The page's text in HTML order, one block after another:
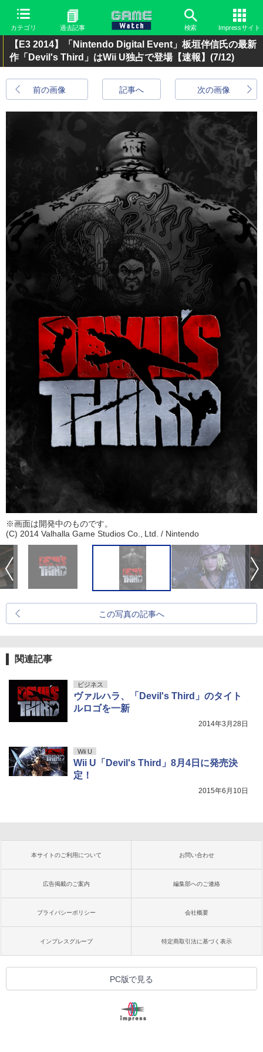
カテゴリ 過去記事 検索 Impressサイト
【E3 2014】「Nintendo Digital Event」板垣伴信氏の最新
作「Devil's Third」はWii U独占で登場【速報】 (7/12)
前の画像 次の画像
記事へ
※画面は開発中のものです。
(C) 2014 Valhalla Game Studios Co., Ltd. / Nintendo
この写真の記事へ
関連記事
ビジネス
ヴァルハラ、「Devil's Third」のタイト
ルロゴを一新
2014年3月28日
Wii U
Wii U「Devil's Third」8月4日に発売決
定！
2015年6月10日
本サイトのご利用について お問い合わせ
広告掲載のご案内 編集部へのご連絡
プライバシーポリシー 会社概要
インプレスグループ 特定商取引法に基づく表示
PC版で見る